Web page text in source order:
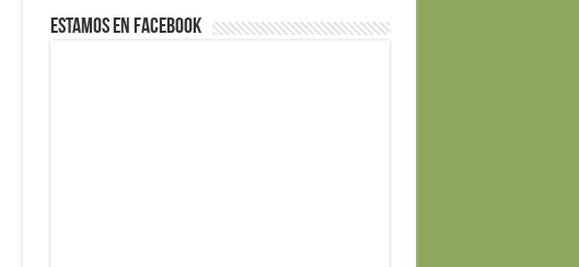
Estamos en Facebook